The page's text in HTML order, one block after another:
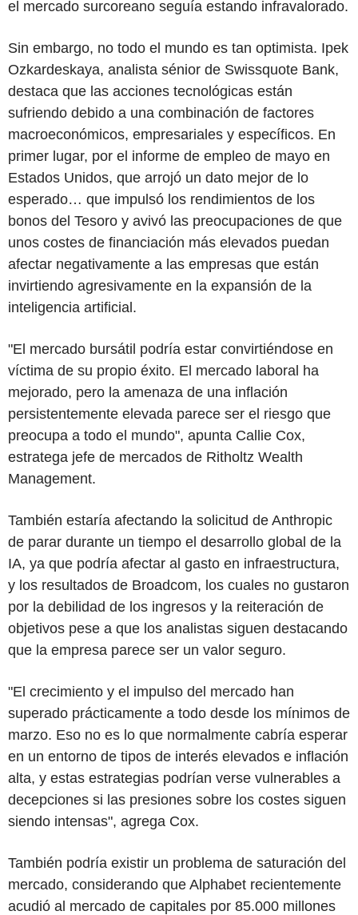
el mercado surcoreano seguía estando infravalorado.
Sin embargo, no todo el mundo es tan optimista. Ipek
Ozkardeskaya, analista sénior de Swissquote Bank,
destaca que las acciones tecnológicas están
sufriendo debido a una combinación de factores
macroeconómicos, empresariales y específicos. En
primer lugar, por el informe de empleo de mayo en
Estados Unidos, que arrojó un dato mejor de lo
esperado… que impulsó los rendimientos de los
bonos del Tesoro y avivó las preocupaciones de que
unos costes de financiación más elevados puedan
afectar negativamente a las empresas que están
invirtiendo agresivamente en la expansión de la
inteligencia artificial.
"El mercado bursátil podría estar convirtiéndose en
víctima de su propio éxito. El mercado laboral ha
mejorado, pero la amenaza de una inflación
persistentemente elevada parece ser el riesgo que
preocupa a todo el mundo", apunta Callie Cox,
estratega jefe de mercados de Ritholtz Wealth
Management.
También estaría afectando la solicitud de Anthropic
de parar durante un tiempo el desarrollo global de la
IA, ya que podría afectar al gasto en infraestructura,
y los resultados de Broadcom, los cuales no gustaron
por la debilidad de los ingresos y la reiteración de
objetivos pese a que los analistas siguen destacando
que la empresa parece ser un valor seguro.
"El crecimiento y el impulso del mercado han
superado prácticamente a todo desde los mínimos de
marzo. Eso no es lo que normalmente cabría esperar
en un entorno de tipos de interés elevados e inflación
alta, y estas estrategias podrían verse vulnerables a
decepciones si las presiones sobre los costes siguen
siendo intensas", agrega Cox.
También podría existir un problema de saturación del
mercado, considerando que Alphabet recientemente
acudió al mercado de capitales por 85.000 millones